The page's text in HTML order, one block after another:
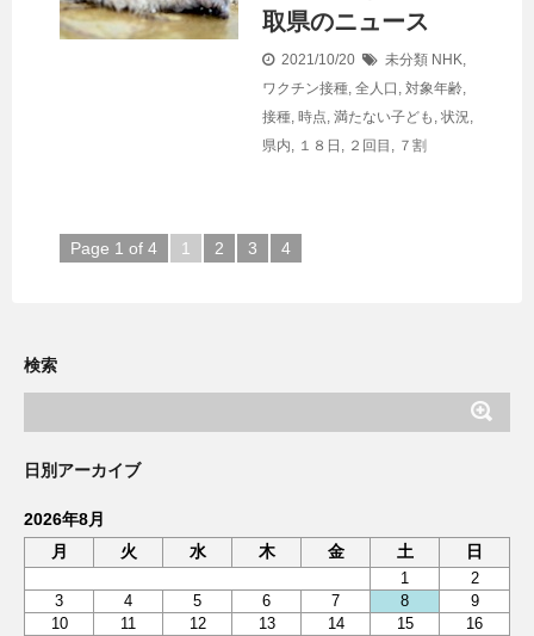
取県のニュース
2021/10/20 未分類 NHK,
ワクチン接種, 全人口 , 対象年齢,
接種, 時点, 満たない子ども , 状況,
県内, １８日 , ２回目 , ７割
Page 1 of 4 1 2 3 4
検索
日別アーカイブ
2026年8月
月
火 水 木 金 土 日
1
2
3
4 5 6 7 8
9
10
11 12 13 14 15
16